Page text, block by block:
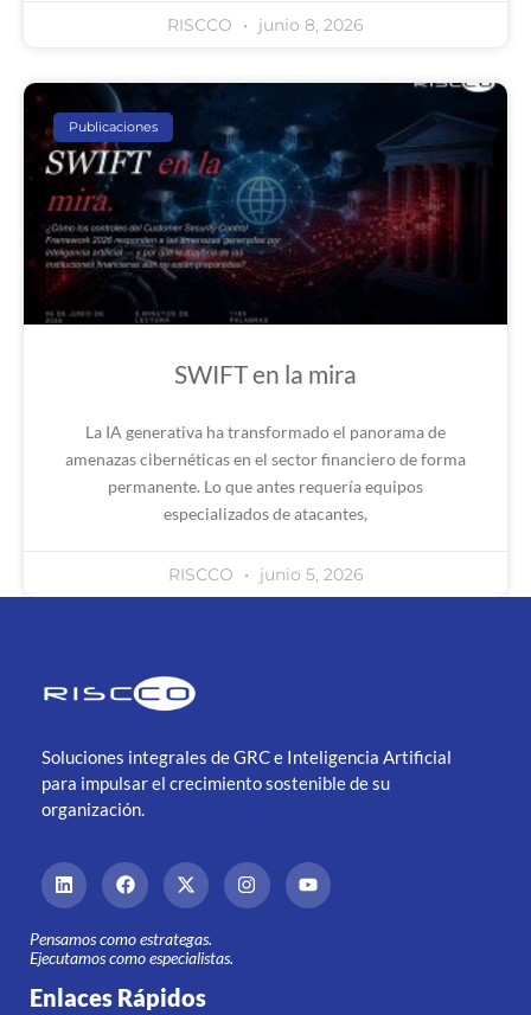
RISCCO junio 8, 2026
Publicaciones
SWIFT en la mira
La IA generativa ha transformado el panorama de
amenazas cibernéticas en el sector financiero de forma
permanente. Lo que antes requería equipos
especializados de atacantes,
RISCCO junio 5, 2026
Soluciones integrales de GRC e Inteligencia Artificial
para impulsar el crecimiento sostenible de su
organización.
Pensamos como estrategas.
Ejecutamos como especialistas.
Enlaces Rápidos